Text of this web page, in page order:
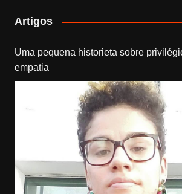
Artigos
Uma pequena historieta sobre
empatia